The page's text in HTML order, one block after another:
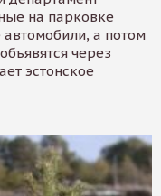
на парковке
а потом
через
эстонское